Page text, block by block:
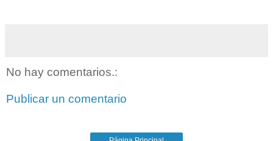
No hay comentarios.:
Publicar un comentario